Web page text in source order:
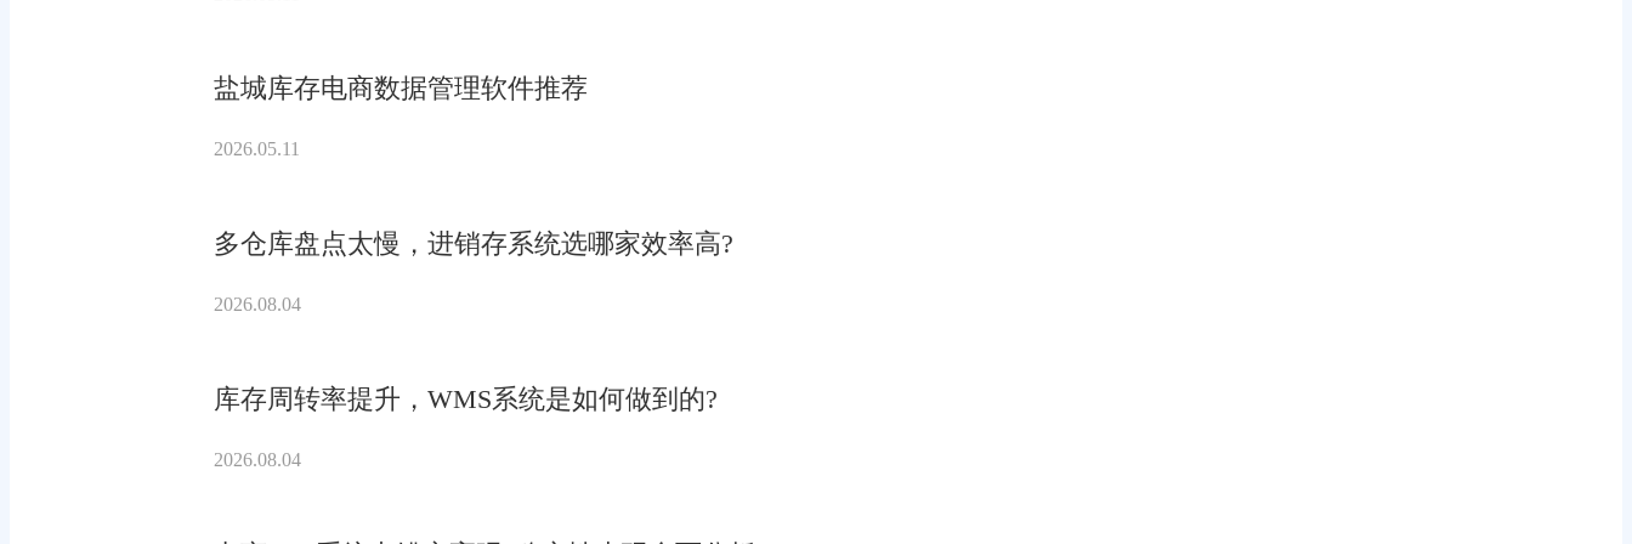
盐城库存电商数据管理软件推荐
2026.05.11
多仓库盘点太慢，进销存系统选哪家效率高?
2026.08.04
库存周转率提升，WMS系统是如何做到的?
2026.08.04